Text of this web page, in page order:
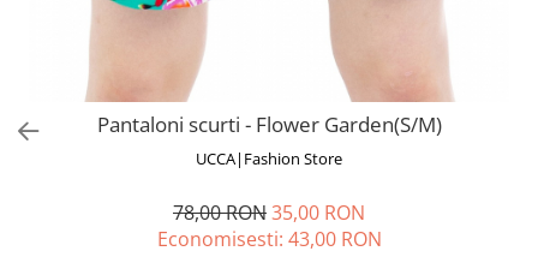
PRODUSE DE RELAXARE
Pantaloni scurti - Flower Garden(S/M)
UCCA|Fashion Store
78,00 RON35,00 RON
Economisesti: 43,00 RON